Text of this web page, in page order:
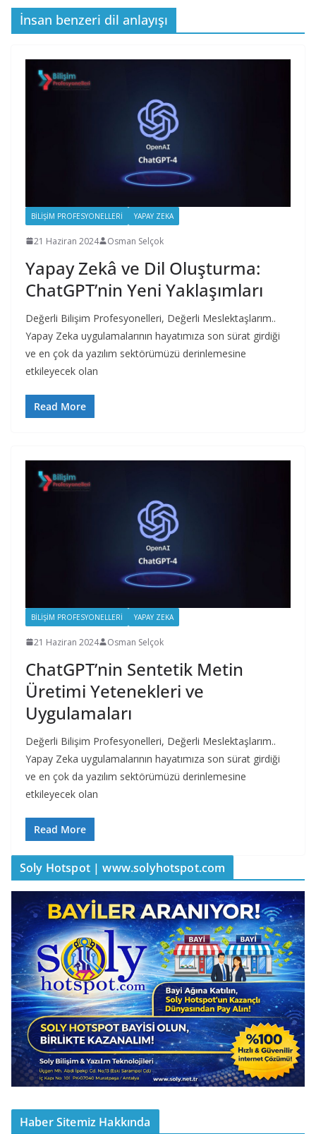
İnsan benzeri dil anlayışı
BILIŞIM PROFESYONELLERI YAPAY ZEKA
21 Haziran 2024 Osman Selçok
Yapay Zekâ ve Dil Oluşturma:
ChatGPT’nin Yeni Yaklaşımları
Değerli Bilişim Profesyonelleri, Değerli Meslektaşlarım..
Yapay Zeka uygulamalarının hayatımıza son sürat girdiği
ve en çok da yazılım sektörümüzü derinlemesine
etkileyecek olan
Read More
BILIŞIM PROFESYONELLERI YAPAY ZEKA
21 Haziran 2024 Osman Selçok
ChatGPT’nin Sentetik Metin
Üretimi Yetenekleri ve
Uygulamaları
Değerli Bilişim Profesyonelleri, Değerli Meslektaşlarım..
Yapay Zeka uygulamalarının hayatımıza son sürat girdiği
ve en çok da yazılım sektörümüzü derinlemesine
etkileyecek olan
Read More
Soly Hotspot | www.solyhotspot.com
Haber Sitemiz Hakkında